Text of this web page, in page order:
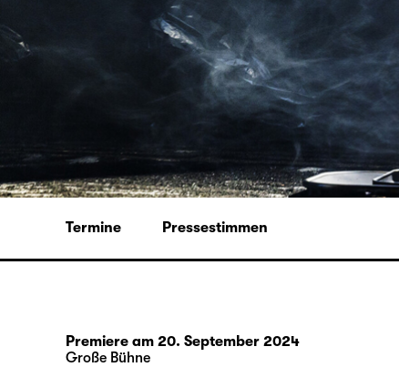
Termine Pressestimmen
Premiere am 20. September 2024
Große Bühne